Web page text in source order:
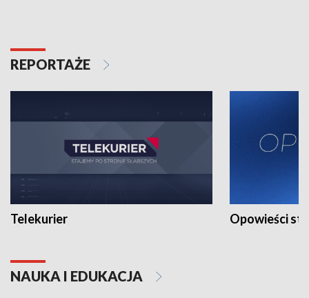
REPORTAŻE
Telekurier Opowieści
NAUKA I EDUKACJA